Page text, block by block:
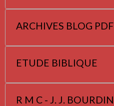
ARCHIVES BLOG PDF
ETUDE BIBLIQUE
R M C - J. J. BOURDIN